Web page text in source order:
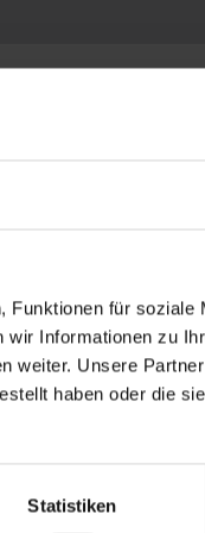
für soziale
Informationen zu
weiter. Unsere
haben oder die
Statistiken
sterowania
obszerne